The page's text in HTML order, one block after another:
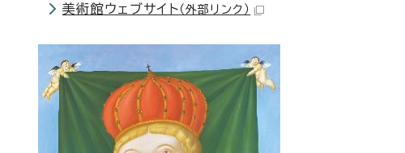
美術館ウェブサイト （外部リンク）